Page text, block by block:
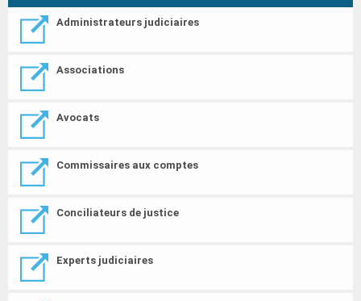
Administrateurs judiciaires
Associations
Avocats
Commissaires aux comptes
Conciliateurs de justice
Experts judiciaires